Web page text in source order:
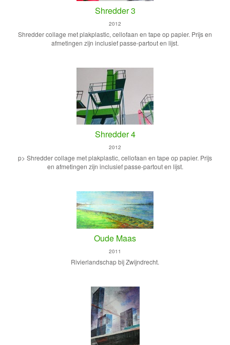
Shredder 3
2012
Shredder collage met plakplastic, cellofaan en tape op papier. Prijs en
afmetingen zijn inclusief passe-partout en lijst.
Shredder 4
2012
p> Shredder collage met plakplastic, cellofaan en tape op papier. Prijs
en afmetingen zijn inclusief passe-partout en lijst.
Oude Maas
2011
Rivierlandschap bij Zwijndrecht.